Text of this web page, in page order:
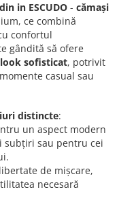
in ESCUDO - cămași
ce combină
confortul
gândită să ofere
look sofisticat, potrivit
casual sau
distincte:
un aspect modern
subțiri sau pentru cei
de mișcare,
necesară